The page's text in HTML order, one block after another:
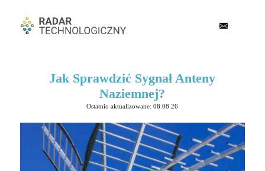
Jak Sprawdzić Sygnał Anteny
Naziemnej?
Ostatnio aktualizowane: 08.08.26